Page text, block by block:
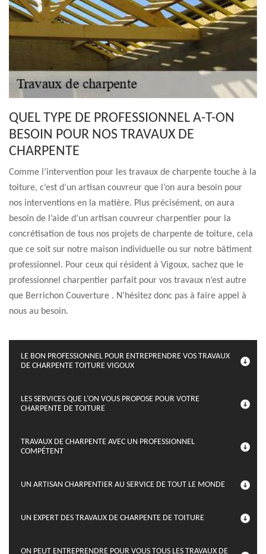
QUEL TYPE DE PROFESSIONNEL A-T-ON
BESOIN POUR NOS TRAVAUX DE
CHARPENTE
Comme l’intervention pour les travaux de charpente touche à la
toiture, c’est d’un artisan couvreur que l’on aura besoin pour
nos interventions en la matière. Plus précisément, on aura
besoin de l’aide d’un artisan couvreur charpentier pour la
concrétisation de tous nos projets de charpente de toiture, cela
que ce soit sur notre maison individuelle ou sur notre bâtiment
professionnel. Pour ceux qui résident à Vigoux, sachez que le
professionnel charpentier parfait pour vos travaux n’est autre
que Berrichon Couverture . N’hésitez donc pas à faire appel à
nous au besoin.
LE BON PROFESSIONNEL POUR ENTREPRENDRE VOS TRAVAUX
DE CHARPENTE TOITURE VIGOUX
LES SERVICES QUE L’ON VOUS PROPOSE POUR VOTRE
CHARPENTE DE TOITURE
TRAVAUX DE CHARPENTE AVEC UN PROFESSIONNEL
COMPÉTENT
UN ARTISAN CHARPENTIER AU SERVICE DE TOUT LE MONDE
UN EXPERT DES TRAVAUX DE CHARPENTE DE TOITURE
ON PEUT ENTREPRENDRE POUR VOUS TOUS LES TRAVAUX DE